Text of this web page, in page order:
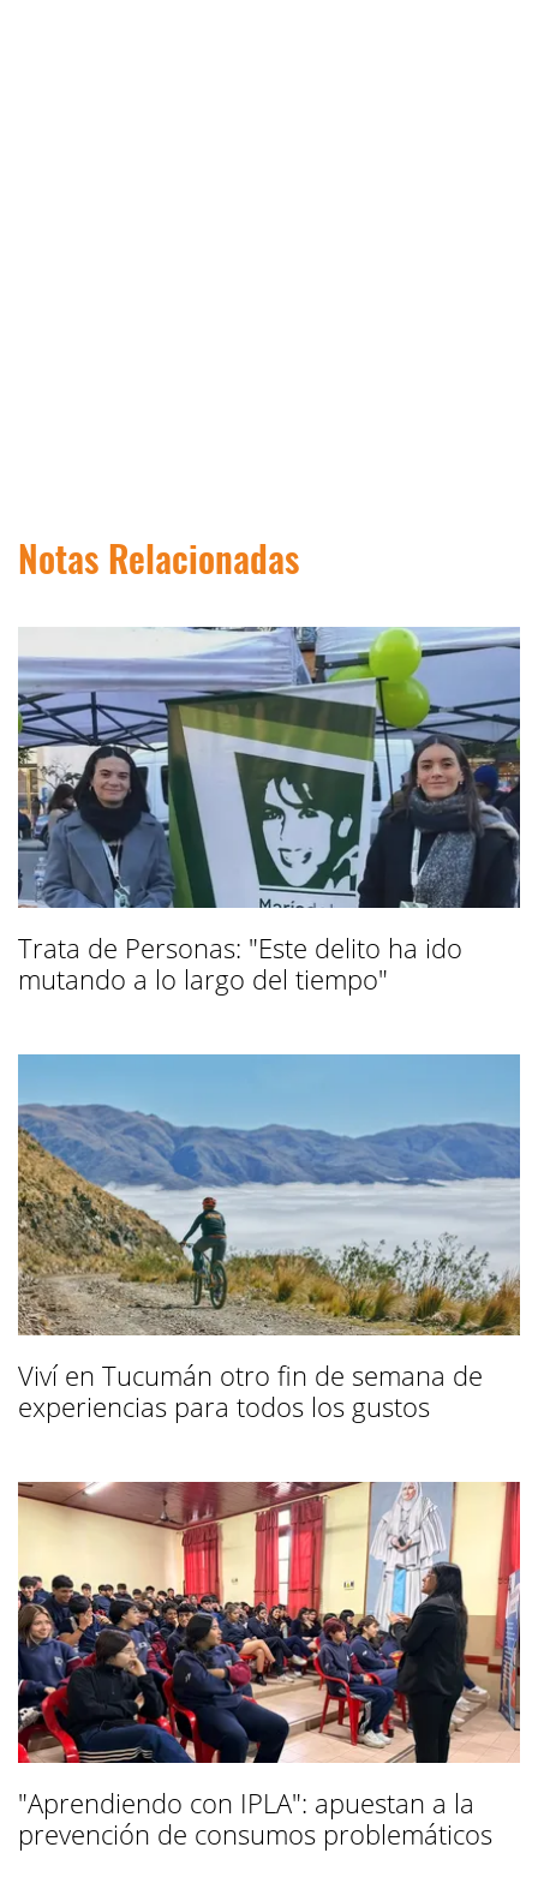
Notas Relacionadas
Trata de Personas: "Este delito ha ido
mutando a lo largo del tiempo"
Viví en Tucumán otro fin de semana de
experiencias para todos los gustos
"Aprendiendo con IPLA": apuestan a la
prevención de consumos problemáticos